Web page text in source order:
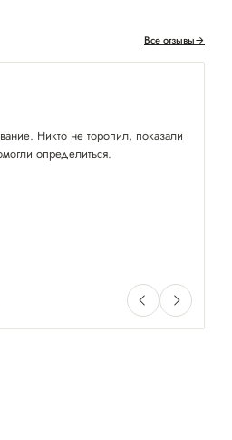
Все отзывы→
Никто не торопил, показали
определиться.